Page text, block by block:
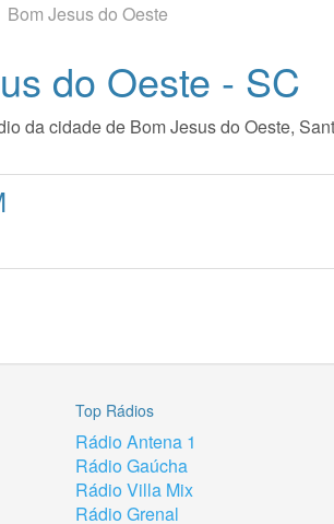
Bom Jesus do Oeste
do Oeste - SC
da cidade de Bom Jesus do Oeste,
Top Rádios
Rádio Antena 1
Rádio Gaúcha
Rádio Villa Mix
Rádio Grenal